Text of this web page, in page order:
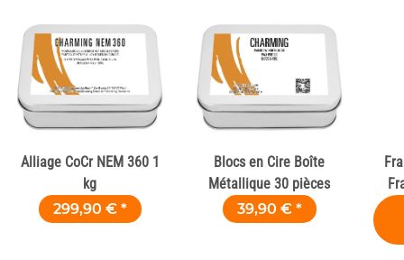
Alliage CoCr NEM 360 1
kg
299,90 € *
Blocs en Cire Boîte
Métallique 30 pièces
39,90 € *